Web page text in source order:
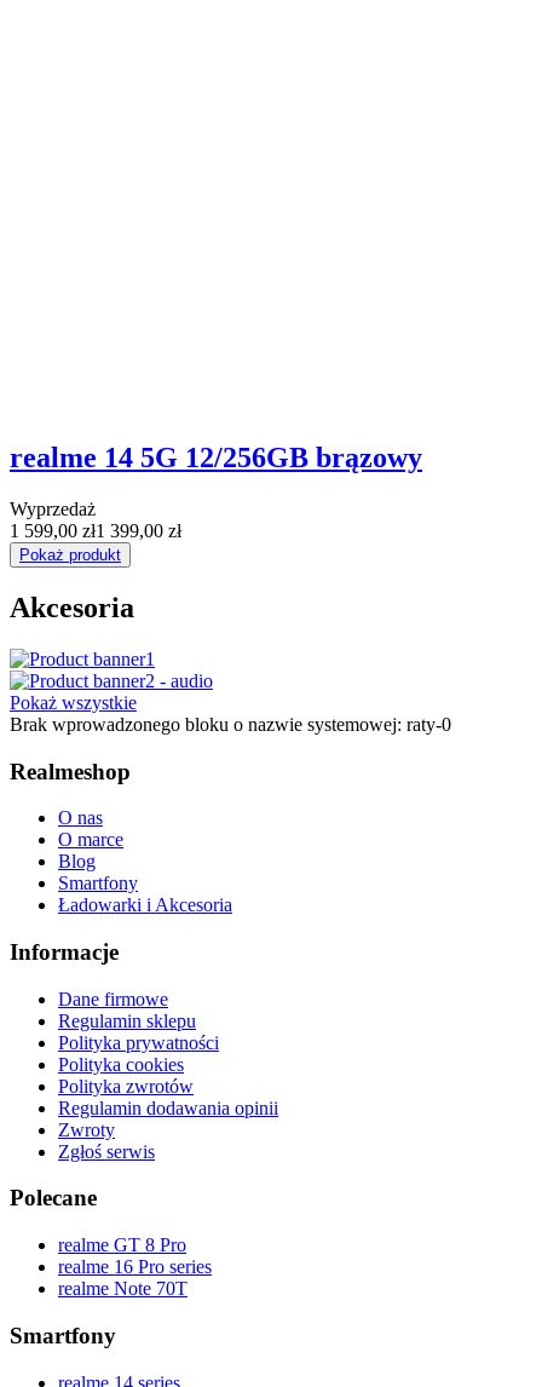
realme 14 5G 12/256GB brązowy
Wyprzedaż
1 599,00 zł1 399,00 zł
Pokaż produkt
Akcesoria
Pokaż wszystkie
Brak wprowadzonego bloku o nazwie systemowej: raty-0
Realmeshop
O nas
O marce
Blog
Smartfony
Ładowarki i Akcesoria
Informacje
Dane firmowe
Regulamin sklepu
Polityka prywatności
Polityka cookies
Polityka zwrotów
Regulamin dodawania opinii
Zwroty
Zgłoś serwis
Polecane
realme GT 8 Pro
realme 16 Pro series
realme Note 70T
Smartfony
realme 14 series